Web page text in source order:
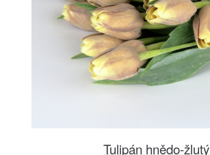
Tulipán hnědo-žlutý